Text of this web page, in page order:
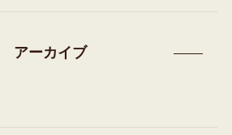
アーカイブ